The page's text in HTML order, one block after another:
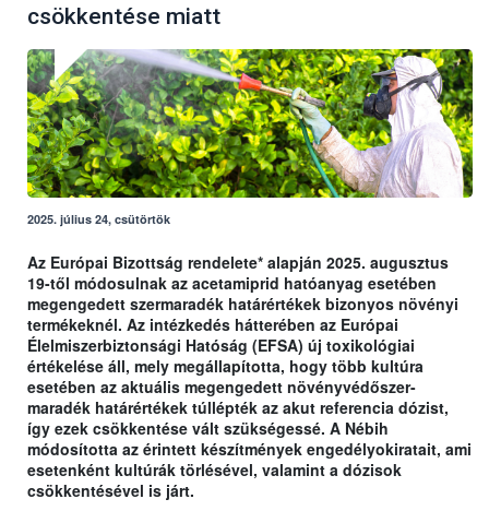
csökkentése miatt
2025. július 24, csütörtök
Az Európai Bizottság rendelete* alapján 2025. augusztus
19-től módosulnak az acetamiprid hatóanyag esetében
megengedett szermaradék határértékek bizonyos növényi
termékeknél. Az intézkedés hátterében az Európai
Élelmiszerbiztonsági Hatóság (EFSA) új toxikológiai
értékelése áll, mely megállapította, hogy több kultúra
esetében az aktuális megengedett növényvédőszer-
maradék határértékek túllépték az akut referencia dózist,
így ezek csökkentése vált szükségessé. A Nébih
módosította az érintett készítmények engedélyokiratait, ami
esetenként kultúrák törlésével, valamint a dózisok
csökkentésével is járt.